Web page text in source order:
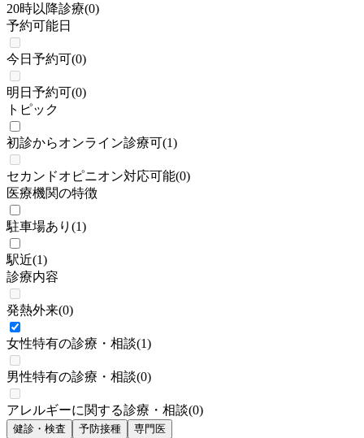
20時以降診療(0)
予約可能日
今日予約可(0)
明日予約可(0)
トピック
初診からオンライン診療可(1)
セカンドオピニオン対応可能(0)
医療機関の特徴
駐車場あり (1)
駅近(1)
診療内容
発熱外来(0)
女性特有の診療・相談(1)
男性特有の診療・相談(0)
アレルギーに関する診療・相談(0)
健診・検査 予防接種 専門医